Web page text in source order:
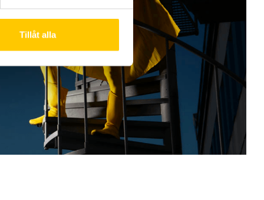
Tillåt alla